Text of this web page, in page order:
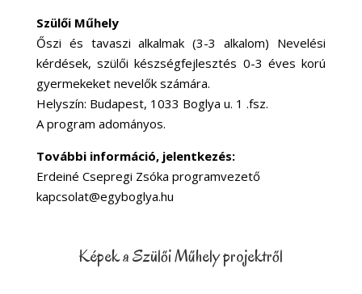
Szülői Műhely
Őszi és tavaszi alkalmak (3-3 alkalom) Nevelési
kérdések, szülői készségfejlesztés 0-3 éves korú
gyermekeket nevelők számára.
Helyszín: Budapest, 1033 Boglya u. 1 .fsz.
A program adományos.
További információ, jelentkezés:
Erdeiné Csepregi Zsóka programvezető
kapcsolat@egyboglya.hu
Képek a Szülői Műhely projektről